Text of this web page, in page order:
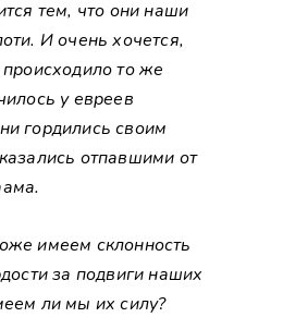
тем, что они наши
И очень хочется,
то же
у евреев
гордились своим
отпавшими от
имеем склонность
за подвиги наших
ли мы их силу?